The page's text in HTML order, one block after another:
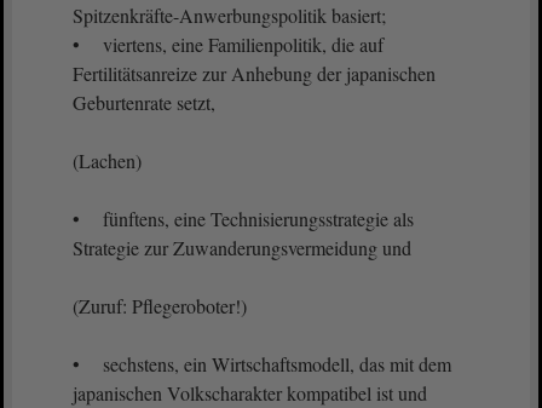
Spitzenkräfte-Anwerbungspolitik basiert;
• viertens, eine Familienpolitik, die auf
Fertilitätsanreize zur Anhebung der japanischen
Geburtenrate setzt,
(Lachen)
• fünftens, eine Technisierungsstrategie als
Strategie zur Zuwanderungsvermeidung und
(Zuruf: Pflegeroboter!)
• sechstens, ein Wirtschaftsmodell, das mit dem
japanischen Volkscharakter kompatibel ist und